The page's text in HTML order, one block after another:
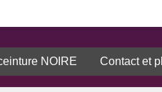
NOIRE Contact et